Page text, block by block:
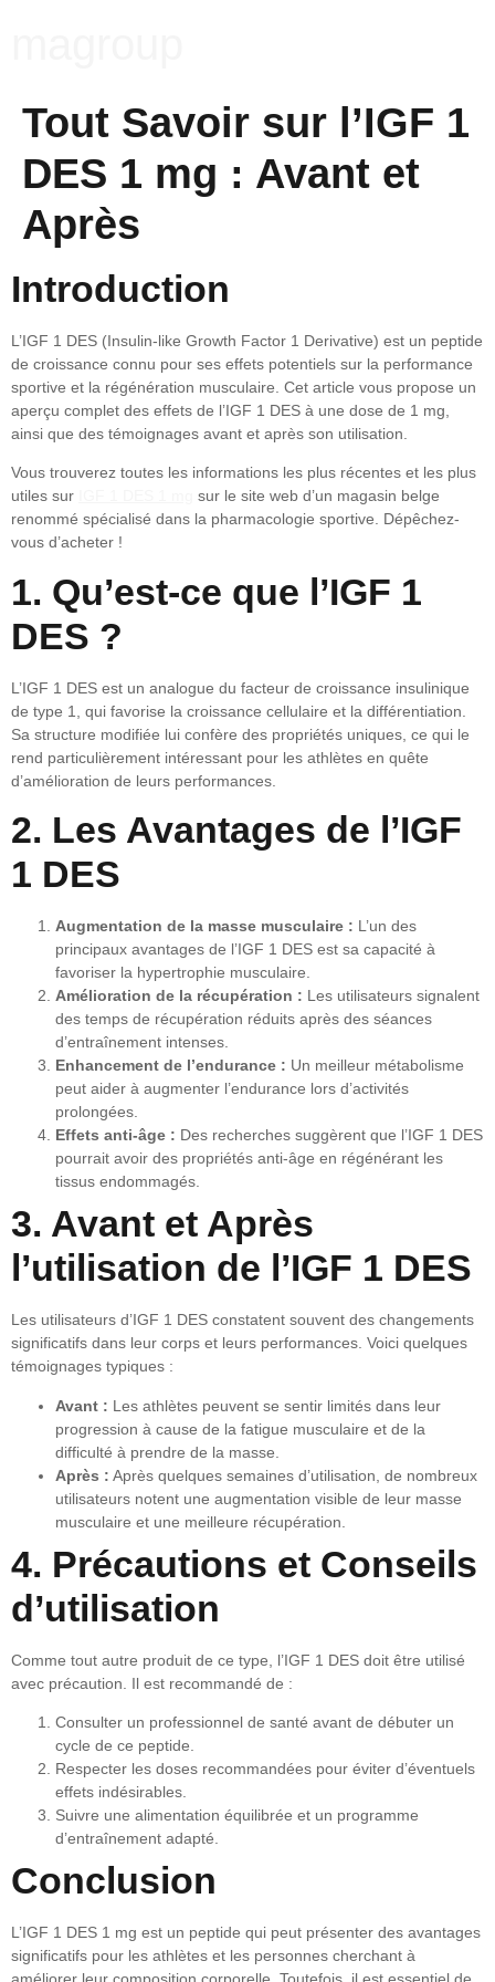
Tout Savoir sur l’IGF 1
DES 1 mg : Avant et
Après
Introduction
L’IGF 1 DES (Insulin-like Growth Factor 1 Derivative) est un peptide
de croissance connu pour ses effets potentiels sur la performance
sportive et la régénération musculaire. Cet article vous propose un
aperçu complet des effets de l’IGF 1 DES à une dose de 1 mg,
ainsi que des témoignages avant et après son utilisation.
Vous trouverez toutes les informations les plus récentes et les plus
utiles sur
sur le site web d’un magasin belge
renommé spécialisé dans la pharmacologie sportive. Dépêchez-
vous d’acheter !
1. Qu’est-ce que l’IGF 1
DES ?
L’IGF 1 DES est un analogue du facteur de croissance insulinique
de type 1, qui favorise la croissance cellulaire et la différentiation.
Sa structure modifiée lui confère des propriétés uniques, ce qui le
rend particulièrement intéressant pour les athlètes en quête
d’amélioration de leurs performances.
2. Les Avantages de l’IGF
1 DES
Augmentation de la masse musculaire : L’un des
principaux avantages de l’IGF 1 DES est sa capacité à
favoriser la hypertrophie musculaire.
Amélioration de la récupération : Les utilisateurs signalent
des temps de récupération réduits après des séances
d’entraînement intenses.
Enhancement de l’endurance : Un meilleur métabolisme
peut aider à augmenter l’endurance lors d’activités
prolongées.
Effets anti-âge : Des recherches suggèrent que l’IGF 1 DES
pourrait avoir des propriétés anti-âge en régénérant les
tissus endommagés.
3. Avant et Après
l’utilisation de l’IGF 1 DES
Les utilisateurs d’IGF 1 DES constatent souvent des changements
significatifs dans leur corps et leurs performances. Voici quelques
témoignages typiques :
Avant : Les athlètes peuvent se sentir limités dans leur
progression à cause de la fatigue musculaire et de la
difficulté à prendre de la masse.
Après : Après quelques semaines d’utilisation, de nombreux
utilisateurs notent une augmentation visible de leur masse
musculaire et une meilleure récupération.
4. Précautions et Conseils
d’utilisation
Comme tout autre produit de ce type, l’IGF 1 DES doit être utilisé
avec précaution. Il est recommandé de :
Consulter un professionnel de santé avant de débuter un
cycle de ce peptide.
Respecter les doses recommandées pour éviter d’éventuels
effets indésirables.
Suivre une alimentation équilibrée et un programme
d’entraînement adapté.
Conclusion
L’IGF 1 DES 1 mg est un peptide qui peut présenter des avantages
significatifs pour les athlètes et les personnes cherchant à